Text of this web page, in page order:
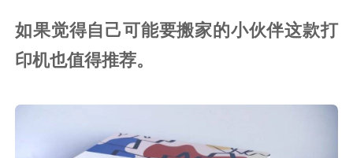
如果觉得自己可能要搬家的小伙伴这款打
印机也值得推荐。